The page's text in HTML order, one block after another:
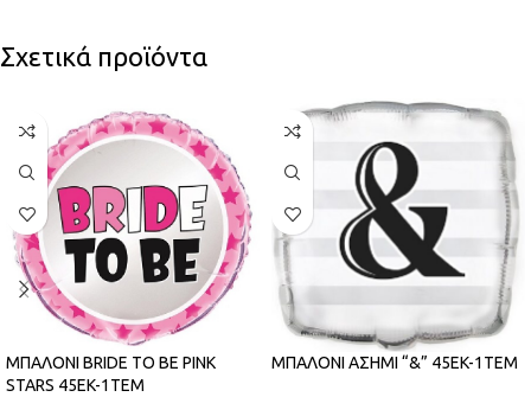
Σχετικά προϊόντα
ΜΠΑΛΟΝΙ BRIDE TO BE PINK
STARS 45EK-1ΤΕΜ
ΜΠΑΛΟΝΙ ΑΣΗΜΙ “&” 45EK-1ΤΕΜ